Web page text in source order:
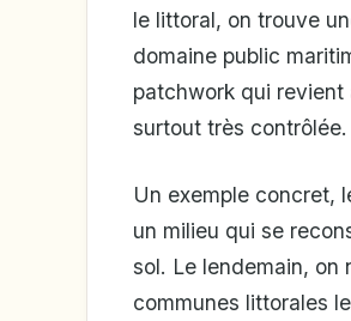
le littoral, on trouve
domaine public
patchwork qui revient
surtout très contrôlée.
Un exemple concret,
un milieu qui se
sol. Le lendemain, on
communes littorales